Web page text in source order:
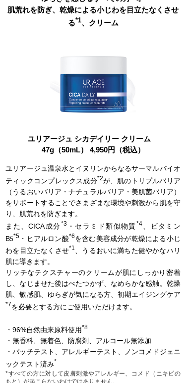
肌荒れを防ぎ、乾燥による小じわを目立たなくさせ
る*1、クリーム
ユリアージュ シカデイリー クリーム
47g（50mL） 4,950円（税込）
ユリアージュ温泉水とイヌリンからなるサーマルバイオ
ティックコンプレックス成分*2が、肌のトリプルバリア
（うるおいバリア・ナチュラルバリア・美肌菌バリア）
をサポートすることでさまざまな環境や刺激から肌を守
り、肌荒れを防ぎます。
また、CICA成分*3・セラミド類似物質*4、ビタミン
B5*5 ・ヒアルロン酸*6を含む美容成分が乾燥による小じ
わを目立たなくさせ*1
、うるおいに満ちた健やかなハリ
肌に導きます。
リッチなテクスチャーのクリームが肌にしっかり密着
し、なじませた後はべたつかず、なめらかな感触。乾燥
肌、敏感肌、ゆらぎが気になる方、初期エイジングケア
*7を必要とする方にご使用いただけます。
・96%自然由来原料使用*8
・無香料、無着色、防腐剤、アルコール無添加
・パッチテスト、アレルギーテスト、ノンコメドジェニ
ックテスト済み*
*すべての方に対して皮膚刺激やアレルギー、コメド（ニキビの
もと）が起こらないわけではありません。